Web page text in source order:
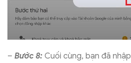
– Bước 8: Cuối cùng, bạn đã